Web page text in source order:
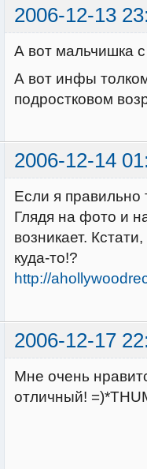
2006-12-13
А вот мальчишка
А вот инфы
подростковом
2006-12-14
Если я правильно
Глядя на фото и
возникает.
куда-то!?
http://
2006-12-17
Мне очень
отличный!